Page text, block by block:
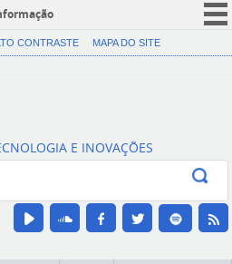
CORONAVÍRUS (COVID-19)
Canais
CONTRASTE MAPA DO SITE
E INOVAÇÕES